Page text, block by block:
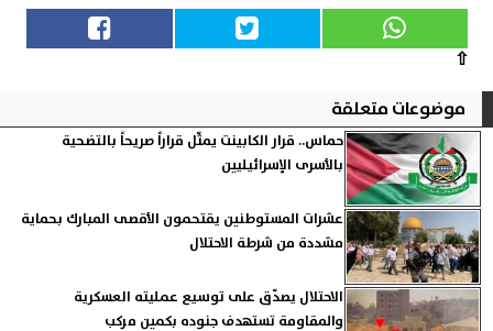
⇧
موضوعات متعلقة
حماس.. قرار الكابينت يمثّل قراراً صريحاً بالتضحية
بالأسرى الإسرائيليين
عشرات المستوطنين يقتحمون الأقصى المبارك بحماية
مشددة من شرطة الاحتلال
الاحتلال يصدّق على توسيع عمليته العسكرية
والمقاومة تستهدف جنوده بكمين مركب